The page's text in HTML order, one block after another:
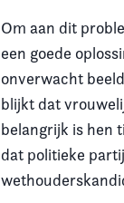
Om aan dit
een goede
onverwacht
blijkt dat
belangrijk is hen
dat politieke